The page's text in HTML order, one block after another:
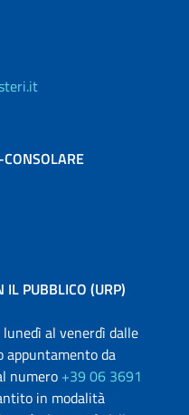
IL PUBBLICO (URP)
al venerdì dalle
appuntamento da
numero +39 06 3691
in modalità